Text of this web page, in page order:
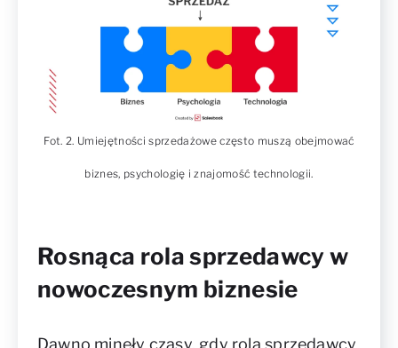
Fot. 2. Umiejętności sprzedażowe często muszą obejmować
biznes, psychologię i znajomość technologii.
Rosnąca rola sprzedawcy w
nowoczesnym biznesie
Dawno minęły czasy, gdy rola sprzedawcy